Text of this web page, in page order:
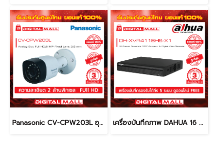
Panasonic CV-CPW203L อุปกรณ์กล้องวงจรปิด (CCTV) เครื่องบันทึกภาพ DAHUA 16 ช่อง DH-XVR4116HS-X (DVR)